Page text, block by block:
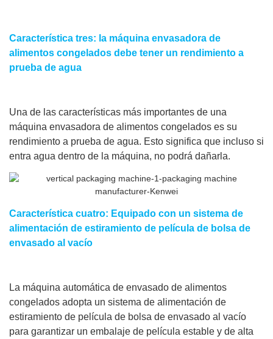
Característica tres: la máquina envasadora de
alimentos congelados debe tener un rendimiento a
prueba de agua
Una de las características más importantes de una
máquina envasadora de alimentos congelados es su
rendimiento a prueba de agua. Esto significa que incluso si
entra agua dentro de la máquina, no podrá dañarla.
Característica cuatro: Equipado con un sistema de
alimentación de estiramiento de película de bolsa de
envasado al vacío
La máquina automática de envasado de alimentos
congelados adopta un sistema de alimentación de
estiramiento de película de bolsa de envasado al vacío
para garantizar un embalaje de película estable y de alta